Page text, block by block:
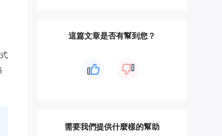
這篇文章是否有幫到您？
需要我們提供什麼樣的幫助